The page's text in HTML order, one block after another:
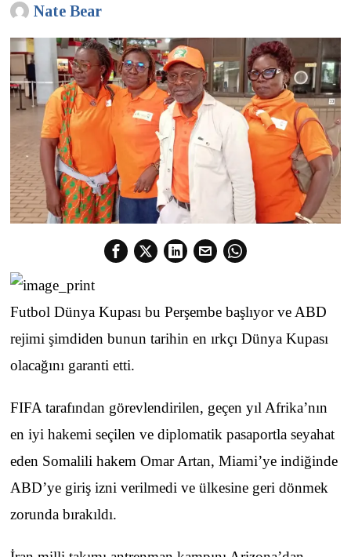
Nate Bear
Futbol Dünya Kupası bu Perşembe başlıyor ve ABD
rejimi şimdiden bunun tarihin en ırkçı Dünya Kupası
olacağını garanti etti.
FIFA tarafından görevlendirilen, geçen yıl Afrika’nın
en iyi hakemi seçilen ve diplomatik pasaportla seyahat
eden Somalili hakem Omar Artan, Miami’ye indiğinde
ABD’ye giriş izni verilmedi ve ülkesine geri dönmek
zorunda bırakıldı.